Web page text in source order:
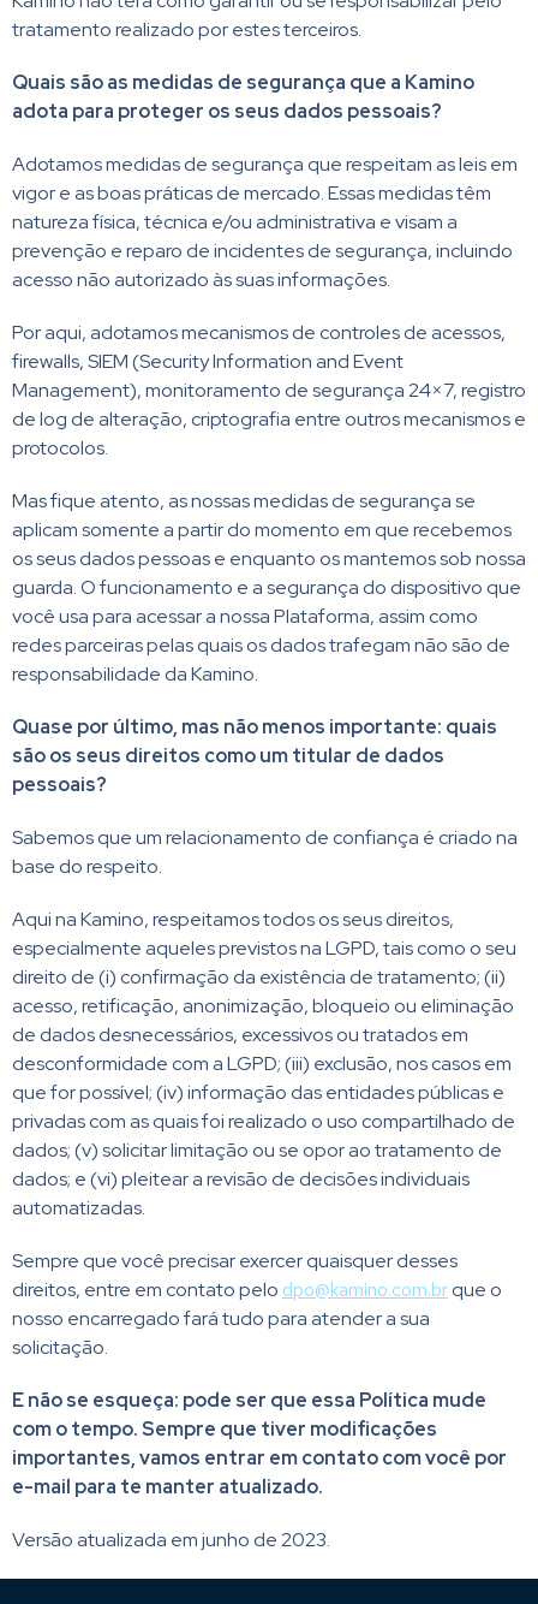
tratamento realizado por estes terceiros.
Quais são as medidas de segurança que a Kamino
adota para proteger os seus dados pessoais?
Adotamos medidas de segurança que respeitam as leis em
vigor e as boas práticas de mercado. Essas medidas têm
natureza física, técnica e/ou administrativa e visam a
prevenção e reparo de incidentes de segurança, incluindo
acesso não autorizado às suas informações.
Por aqui, adotamos mecanismos de controles de acessos,
firewalls, SIEM (Security Information and Event
Management), monitoramento de segurança 24×7, registro
de log de alteração, criptografia entre outros mecanismos e
protocolos.
Mas fique atento, as nossas medidas de segurança se
aplicam somente a partir do momento em que recebemos
os seus dados pessoas e enquanto os mantemos sob nossa
guarda. O funcionamento e a segurança do dispositivo que
você usa para acessar a nossa Plataforma, assim como
redes parceiras pelas quais os dados trafegam não são de
responsabilidade da Kamino.
Quase por último, mas não menos importante: quais
são os seus direitos como um titular de dados
pessoais?
Sabemos que um relacionamento de confiança é criado na
base do respeito.
Aqui na Kamino, respeitamos todos os seus direitos,
especialmente aqueles previstos na LGPD, tais como o seu
direito de (i) confirmação da existência de tratamento; (ii)
acesso, retificação, anonimização, bloqueio ou eliminação
de dados desnecessários, excessivos ou tratados em
desconformidade com a LGPD; (iii) exclusão, nos casos em
que for possível; (iv) informação das entidades públicas e
privadas com as quais foi realizado o uso compartilhado de
dados; (v) solicitar limitação ou se opor ao tratamento de
dados; e (vi) pleitear a revisão de decisões individuais
automatizadas.
Sempre que você precisar exercer quaisquer desses
direitos, entre em contato pelo dpo@kamino.com.brque o
nosso encarregado fará tudo para atender a sua
solicitação.
E não se esqueça: pode ser que essa Política mude
com o tempo. Sempre que tiver modificações
importantes, vamos entrar em contato com você por
e-mail para te manter atualizado.
Versão atualizada em junho de 2023.